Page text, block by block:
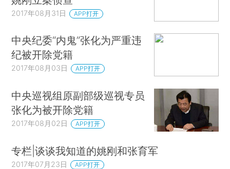
2017年08月31日 APP打开
中央纪委“内鬼”张化为严重违
纪被开除党籍
2017年08月03日 APP打开
中央巡视组原副部级巡视专员
张化为被开除党籍
2017年08月02日 APP打开
专栏|谈谈我知道的姚刚和张育军
2017年07月23日 APP打开